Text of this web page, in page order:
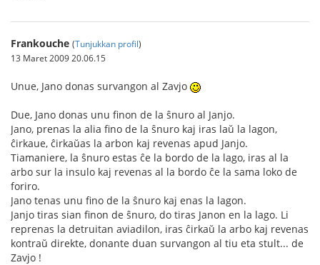
Frankouche (Tunjukkan profil)
13 Maret 2009 20.06.15
Unue, Jano donas survangon al Zavjo
Due, Jano donas unu finon de la ŝnuro al Janjo.
Jano, prenas la alia fino de la ŝnuro kaj iras laŭ la lagon,
ĉirkaue, ĉirkaŭas la arbon kaj revenas apud Janjo.
Tiamaniere, la ŝnuro estas ĉe la bordo de la lago, iras al la
arbo sur la insulo kaj revenas al la bordo ĉe la sama loko de
foriro.
Jano tenas unu fino de la ŝnuro kaj enas la lagon.
Janjo tiras sian finon de ŝnuro, do tiras Janon en la lago. Li
reprenas la detruitan aviadilon, iras ĉirkaŭ la arbo kaj revenas
kontraŭ direkte, donante duan survangon al tiu eta stult... de
Zavjo !